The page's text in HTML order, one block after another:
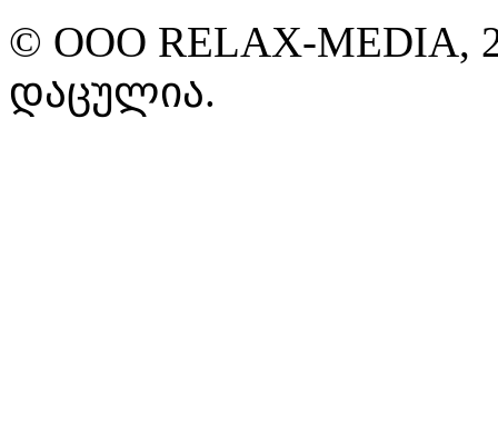
© ООО RELAX-MEDIA,
დაცულია.